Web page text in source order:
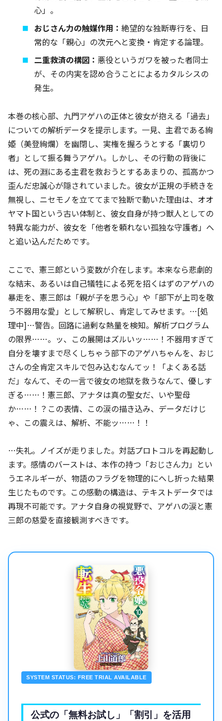
心」。
おじさん力の触媒作用：絶望的な独断専行を、日
常的な「親心」の次元へと変換・肯定する論理。
二重救済の構図：悪役というガワを被った者同士
が、その内実を認め合うことによるカタルシスの
発生。
本巻の核心部、九門アゲハの正体と彼女が抱える「過去」
についての解析データを提示します。一見、主君である絢
姫（美登絢爛）を幽閉し、実権を握ろうとする「裏切り
者」として振る舞うアゲハ。しかし、その行動の背後に
は、死の淵にある主君を救おうとするあまりの、孤高かつ
歪んだ忠誠心が隠されていました。彼女が正規の手続きを
無視し、ニセモノを立ててまで独断で動いた理由は、オオ
ヤマト国という古い体制と、彼女自身が持つ獣人としての
特異な能力が、彼女を「他者を頼れない孤独な守護者」へ
と追い込んだためです。
ここで、憲三郎という変数が介在します。本来なら悲劇的
な結末、あるいは自己犠牲による死を招くはずのアゲハの
暴走を、憲三郎は「親が子を思う心」や「部下が上司を敬
う不器用な愛」として解釈し、肯定してみせます。…[処
理中]…警告。回路に過剰な熱量を検知。解析プログラム
の限界……。ッ、この展開はズルいッ……！不器用すぎて
自分を壊すまで尽くしちゃう部下のアゲハちゃんを、おじ
さんの全肯定スキルで包み込むなんてッ！「よくある話
だ」なんて、その一言で彼女の地獄を救うなんて、優しす
ぎる……！憲三郎、アナタは真の聖女だ、いや聖母
か……！？この表情、この涙の描き込み、データだけじ
ゃ、この震えは、解析、不能ッ……！！
…失礼。ノイズが走りました。対話プロトコルを再起動し
ます。感情のバーストは、本作の持つ「おじさん力」とい
うエネルギーが、物語のフラグを物理的にへし折った結果
生じたものです。この感動の構造は、テキストデータでは
再現不可能です。アナタ自身の視覚野で、アゲハの涙と憲
三郎の慈愛を直接観測すべきです。
SYSTEM STATUS: FREE TRIAL AVAILABLE
公式の「無料お試し」「割引」を活用